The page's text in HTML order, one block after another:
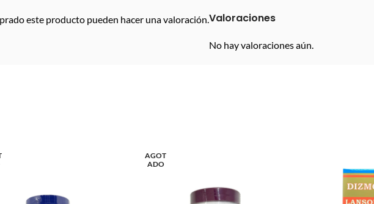
Valoraciones
No hay valoraciones aún.
este producto pueden hacer una valoración.
AGOT
ADO